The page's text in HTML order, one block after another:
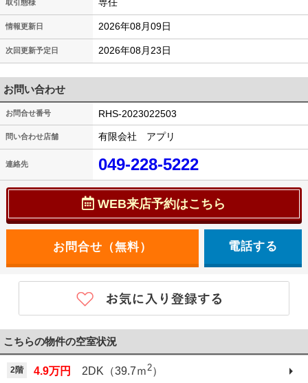
取引態様 専任
情報更新日 2026年08月09日
次回更新予定日 2026年08月23日
お問い合わせ
お問合せ番号 RHS-2023022503
問い合わせ店舗 有限会社 アプリ
連絡先 049-228-5222
WEB来店予約はこちら
電話する
こちらの物件の空室状況
2階 4.9万円 2DK（39.7ｍ2）